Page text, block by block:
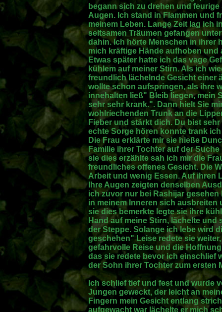
begann sich zu drehen und
Augen. Ich stand in Flammen und
meinem Leben. Lange Zeit lag ich
seltsamen Träumen gefangen
dahin. Ich hörte Menschen in ihrer
mich kräftige Hände aufhoben und
Etwas später hatte ich das vage
kühlem auf meiner Stirn. Als ich
freundlich lächelnde Gesicht einer
wollte schon aufspringen, als ihre
innehalten ließ" Bleib liegen, mein
sehr sehr krank.". Dann hielt Sie
wohlriechenden Trunk an die
Fieber und stärkt dich. Du bist
echte Sorge hören konnte trank
Die Frau erklärte mir sie hieße
Familie ihrer Tochter auf der
sie dies erzählte sah ich mir die
freundliches offenes Gesicht. Die
Arbeit und wenig Essen. Auf ihren
Ihre Augen zeigten denselben
ich zuvor nur bei Rashijar
in meinem Inneren sich
sie dies bemerkte legte sie ihre
Hand auf meine Stirn, lächelte
der Steppe. Solange ich lebe wird
geschehen" Leise redete sie
gefahrvolle Reise und die
das sie redete bevor ich einschlief
der Sohn ihrer Tochter zum ersten
Ich schlief tief und fest und wurde
Jungen geweckt, der leicht an
Fingern mein Gesicht entlang
aufgewacht war lächelte er mich